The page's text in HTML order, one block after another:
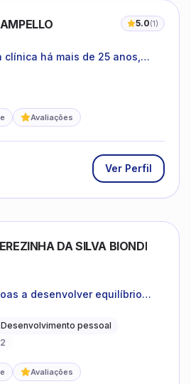
5.0(1)
clínica há mais de 25 anos,
experiência em
Avaliações
Ver Perfil
DA SILVA BIONDI
a desenvolver equilíbrio
Desenvolvimento pessoal
2
Avaliações